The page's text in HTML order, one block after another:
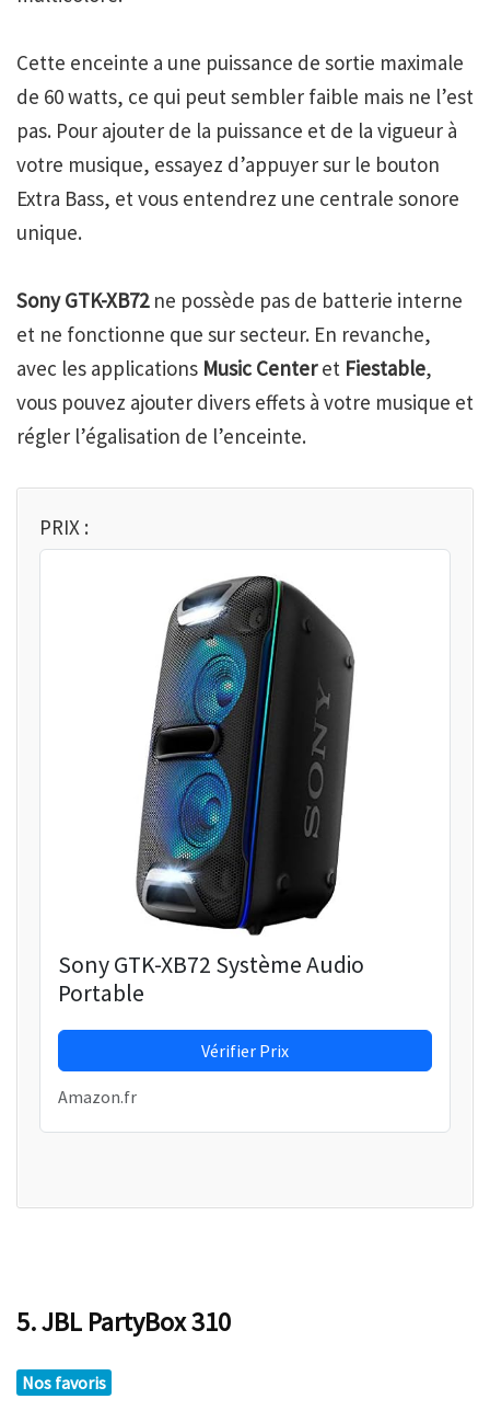
Cette enceinte a une puissance de sortie maximale
de 60 watts, ce qui peut sembler faible mais ne l’est
pas. Pour ajouter de la puissance et de la vigueur à
votre musique, essayez d’appuyer sur le bouton
Extra Bass, et vous entendrez une centrale sonore
unique.
Sony GTK-XB72ne possède pas de batterie interne
et ne fonctionne que sur secteur. En revanche,
avec les applications Music Centeret Fiestable,
vous pouvez ajouter divers effets à votre musique et
régler l’égalisation de l’enceinte.
PRIX :
Sony GTK-XB72 Système Audio
Portable
Vérifier Prix
Amazon.fr
5. JBL PartyBox 310
Nos favoris